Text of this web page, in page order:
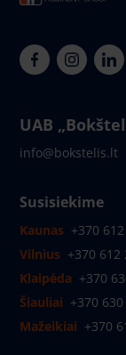
UAB
info@bokstelis.lt
Susisiekime
Kaunas +370
Vilnius +370 612
Klaipėda +370
Šiauliai +370
Mažeikiai +370